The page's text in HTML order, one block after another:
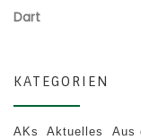
Dart
KATEGORIEN
AKs Aktuelles Aus